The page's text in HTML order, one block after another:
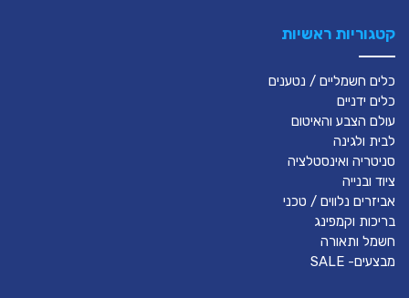
קטגוריות ראשיות
כלים חשמליים / נטענים
כלים ידניים
עולם הצבע והאיטום
לבית ולגינה
סניטריה ואינסטלציה
ציוד ובנייה
אביזרים נלווים / טכני
בריכות וקמפינג
חשמל ותאורה
מבצעים- SALE